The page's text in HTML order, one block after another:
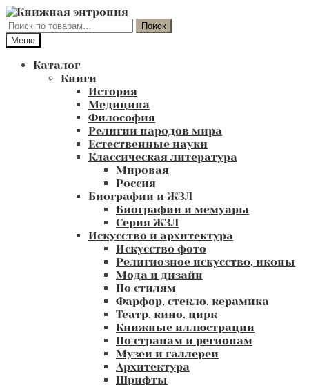
Перейти
к
навигации
Перейти
к
содержимому
Искать:
Поиск
Меню
Каталог
Книги
История
Медицина
Философия
Религии народов мира
Естественные науки
Классическая литература
Мировая
Россия
Биографии и ЖЗЛ
Биографии и мемуары
Серия ЖЗЛ
Искусство и архитектура
Искусство фото
Религиозное искусство, иконы
Мода и дизайн
По стилям
Фарфор, стекло, керамика
Театр, кино, цирк
Книжные иллюстрации
По странам и регионам
Музеи и галлереи
Архитектура
Шрифты